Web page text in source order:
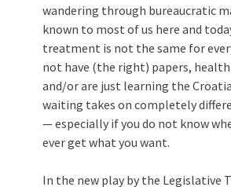
wandering through bureaucratic
known to most of us here and
treatment is not the same for
not have (the right) papers, health
and/or are just learning the
waiting takes on completely
— especially if you do not know
ever get what you want.
In the new play by the Legislative